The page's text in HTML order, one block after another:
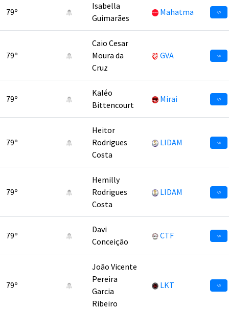
79º
Isabella
Guimarães
Mahatma 4,5
79º
Caio Cesar
Moura da
Cruz
GVA 4,5
79º
Kaléo
Bittencourt
Mirai 4,5
79º
Heitor
Rodrigues
Costa
LIDAM 4,5
79º
Hemilly
Rodrigues
Costa
LIDAM 4,5
79º
Davi
Conceição
CTF 4,5
79º
João Vicente
Pereira
Garcia
Ribeiro
LKT 4,5